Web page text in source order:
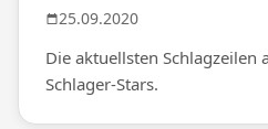
25.09.2020
Die aktuellsten Schlagzeilen
Schlager-Stars.